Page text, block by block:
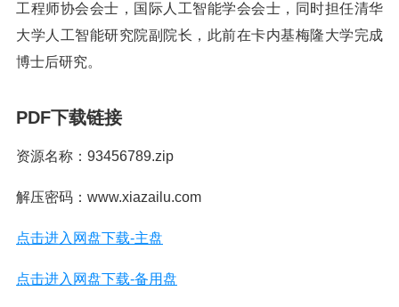
工程师协会会士，国际人工智能学会会士，同时担任清华
大学人工智能研究院副院长，此前在卡内基梅隆大学完成
博士后研究。
PDF下载链接
资源名称：93456789.zip
解压密码：www.xiazailu.com
点击进入网盘下载-主盘
点击进入网盘下载-备用盘